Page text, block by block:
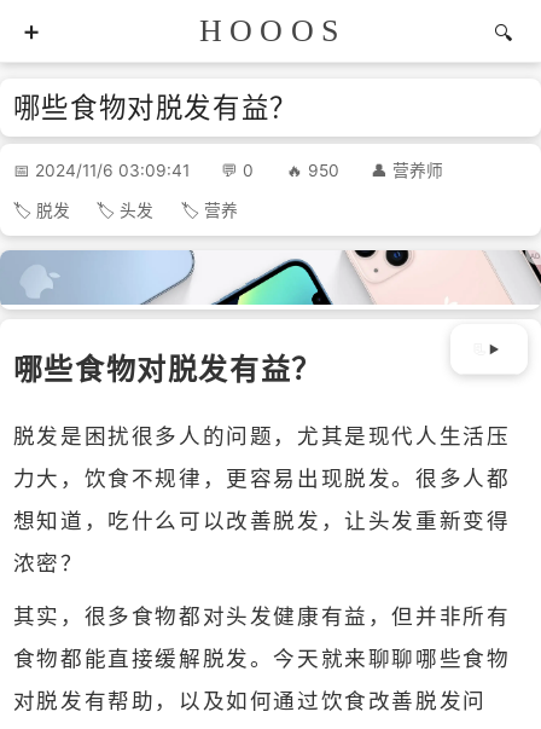
HOOOS
哪些食物对脱发有益？
2024/11/6 03:09:41 0 950 营养师
脱发 头发 营养
哪些食物对脱发有益？
脱发是困扰很多人的问题，尤其是现代人生活压
力大，饮食不规律，更容易出现脱发。很多人都
想知道，吃什么可以改善脱发，让头发重新变得
浓密？
其实，很多食物都对头发健康有益，但并非所有
食物都能直接缓解脱发。今天就来聊聊哪些食物
对脱发有帮助，以及如何通过饮食改善脱发问